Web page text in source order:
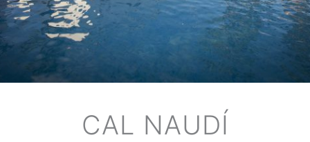
CAL NAUDÍ